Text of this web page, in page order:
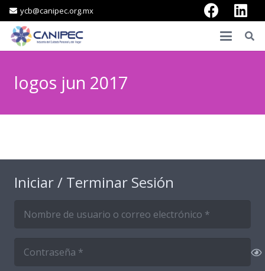
ycb@canipec.org.mx
logos jun 2017
Iniciar / Terminar Sesión